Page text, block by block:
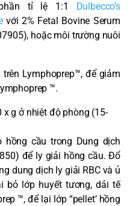
tỉ lệ 1:1
Dulbecco’s
với 2% Fetal Bovine Serum
hoặc môi trường nuôi
Lymphoprep™, để giảm
™.
g ở nhiệt độ phòng (15-
hồng cầu trong Dung dịch
để ly giải hồng cầu. Đổ
dung dịch ly giải RBC và ủ
bỏ lớp huyết tương, dải tế
™, để lại lớp “pellet’ hồng